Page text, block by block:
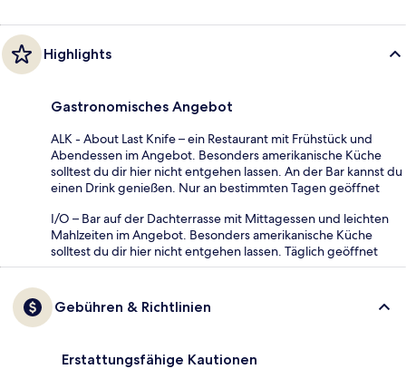
Highlights
Gastronomisches Angebot
ALK - About Last Knife – ein Restaurant mit Frühstück und
Abendessen im Angebot. Besonders amerikanische Küche
solltest du dir hier nicht entgehen lassen. An der Bar kannst du
einen Drink genießen. Nur an bestimmten Tagen geöffnet
I/O – Bar auf der Dachterrasse mit Mittagessen und leichten
Mahlzeiten im Angebot. Besonders amerikanische Küche
solltest du dir hier nicht entgehen lassen. Täglich geöffnet
Gebühren & Richtlinien
Erstattungsfähige Kautionen